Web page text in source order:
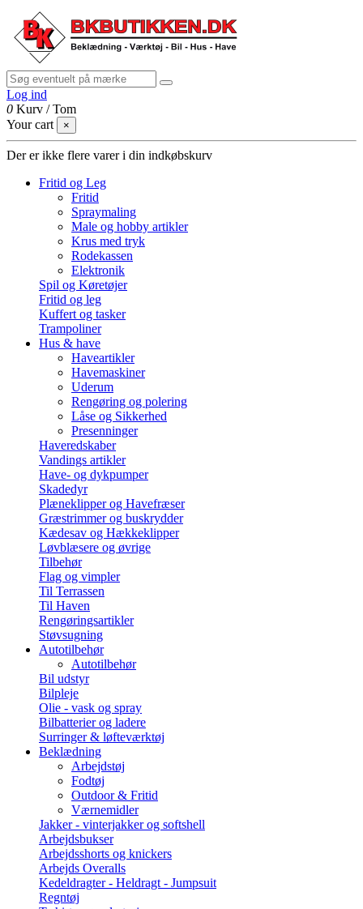
Log ind
0 Kurv /Tom
Your cart
×
Der er ikke flere varer i din indkøbskurv
Fritid og Leg
Fritid
Spraymaling
Male og hobby artikler
Krus med tryk
Rodekassen
Elektronik
Spil og Køretøjer
Fritid og leg
Kuffert og tasker
Trampoliner
Hus & have
Haveartikler
Havemaskiner
Uderum
Rengøring og polering
Låse og Sikkerhed
Presenninger
Haveredskaber
Vandings artikler
Have- og dykpumper
Skadedyr
Plæneklipper og Havefræser
Græstrimmer og buskrydder
Kædesav og Hækkeklipper
Løvblæsere og øvrige
Tilbehør
Flag og vimpler
Til Terrassen
Til Haven
Rengøringsartikler
Støvsugning
Autotilbehør
Autotilbehør
Bil udstyr
Bilpleje
Olie - vask og spray
Bilbatterier og ladere
Surringer & løfteværktøj
Beklædning
Arbejdstøj
Fodtøj
Outdoor & Fritid
Værnemidler
Jakker - vinterjakker og softshell
Arbejdsbukser
Arbejdsshorts og knickers
Arbejds Overalls
Kedeldragter - Heldragt - Jumpsuit
Regntøj